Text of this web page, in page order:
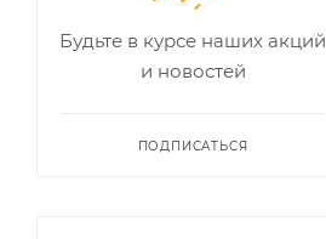
Будьте в курсе наших акций
и новостей
ПОДПИСАТЬСЯ